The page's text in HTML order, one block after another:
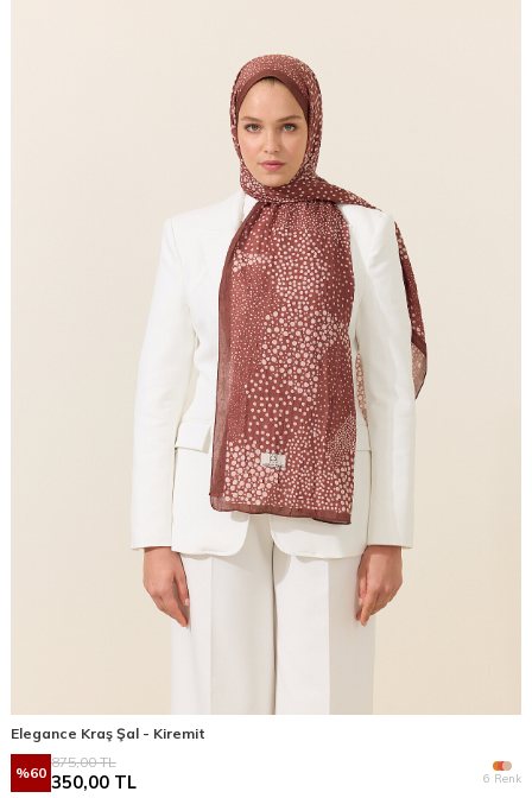
Elegance Kraş Şal - Kiremit
%60
875,00TL
350,00 TL 6 Renk